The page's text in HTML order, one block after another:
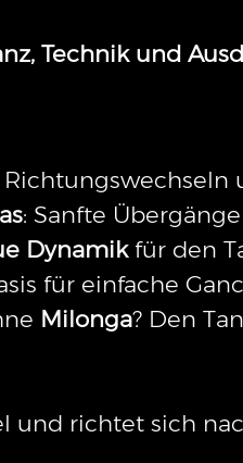
Technik und
Richtungswechseln
: Sanfte
Dynamikfür den
für einfache
Milonga? Den
und richtet sich